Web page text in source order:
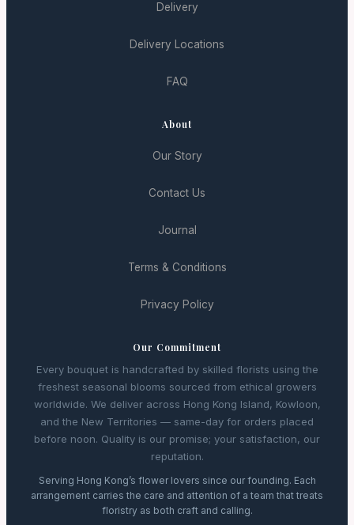
Delivery
Delivery Locations
FAQ
About
Our Story
Contact Us
Journal
Terms & Conditions
Privacy Policy
Our Commitment
Every bouquet is handcrafted by skilled florists using the
freshest seasonal blooms sourced from ethical growers
worldwide. We deliver across Hong Kong Island, Kowloon,
and the New Territories — same-day for orders placed
before noon. Quality is our promise; your satisfaction, our
reputation.
Serving Hong Kong’s flower lovers since our founding. Each
arrangement carries the care and attention of a team that treats
floristry as both craft and calling.